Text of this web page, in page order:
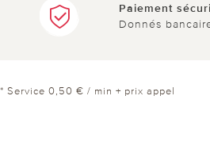
Paiement
Donnés
* Service 0,50 € / min + prix appel